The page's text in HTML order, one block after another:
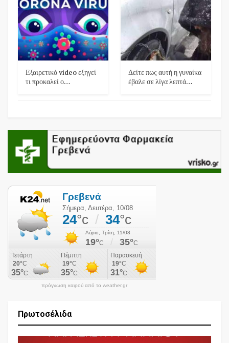
Εξαιρετικό video εξηγεί
τι προκαλεί ο…
Δείτε πως αυτή η γυναίκα
έβαλε σε λίγα λεπτά…
πρόγνωση καιρού από το weather.gr
Πρωτοσέλιδα